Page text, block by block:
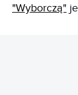
"Wyborczą"